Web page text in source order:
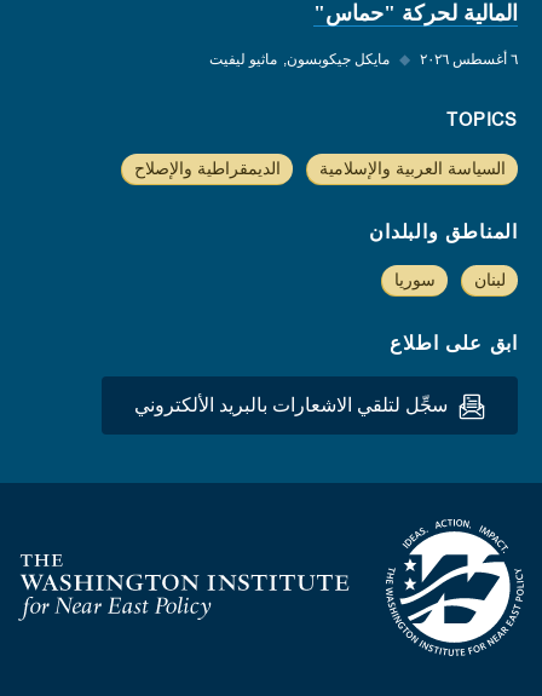
المالية لحركة "حماس"
٦ أغسطس ٢٠٢٦ ◆ مايكل جيكوبسون ماثيو ليفيت
TOPICS
السياسة العربية والإسلامية الديمقراطية والإصلاح
المناطق والبلدان
لبنان سوريا
ابق على اطلاع
سجِّل لتلقي الاشعارات بالبريد الألكتروني
Homepage